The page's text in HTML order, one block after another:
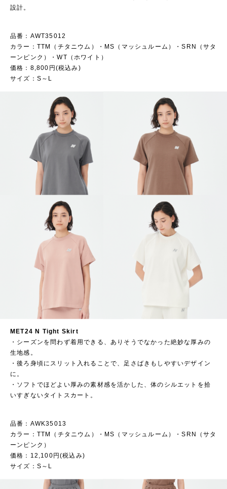
設計。​
品番：AWT35012
カラー：TTM（チタニウム）・MS（マッシュルーム）・SRN（サタ
ーンピンク）・WT（ホワイト）
価格：8,800円(税込み)
サイズ：S～L
MET24 N Tight Skirt
・シーズンを問わず着用できる、ありそうでなかった絶妙な厚みの
生地感。​
・後ろ身頃にスリット入れることで、足さばきもしやすいデザイン
に。​
・ソフトでほどよい厚みの素材感を活かした、体のシルエットを拾
いすぎないタイトスカート。
品番：AWK35013
カラー：TTM（チタニウム）・MS（マッシュルーム）・SRN（サタ
ーンピンク）
価格：12,100円(税込み)
サイズ：S～L